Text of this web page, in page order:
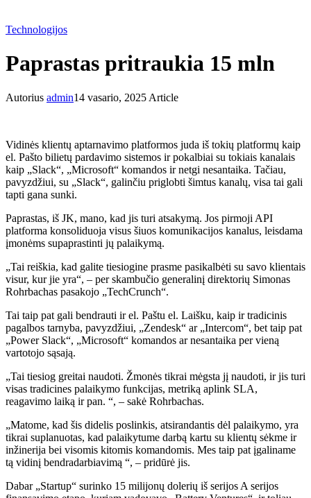
Technologijos
Paprastas pritraukia 15 mln
Autorius admin14 vasario, 2025 Article
Vidinės klientų aptarnavimo platformos juda iš tokių platformų kaip
el. Pašto bilietų pardavimo sistemos ir pokalbiai su tokiais kanalais
kaip „Slack“, „Microsoft“ komandos ir netgi nesantaika. Tačiau,
pavyzdžiui, su „Slack“, galinčiu priglobti šimtus kanalų, visa tai gali
tapti gana sunki.
Paprastas, iš JK, mano, kad jis turi atsakymą. Jos pirmoji API
platforma konsoliduoja visus šiuos komunikacijos kanalus, leisdama
įmonėms supaprastinti jų palaikymą.
„Tai reiškia, kad galite tiesiogine prasme pasikalbėti su savo klientais
visur, kur jie yra“, – per skambučio generalinį direktorių Simonas
Rohrbachas pasakojo „TechCrunch“.
Tai taip pat gali bendrauti ir el. Paštu el. Laišku, kaip ir tradicinis
pagalbos tarnyba, pavyzdžiui, „Zendesk“ ar „Intercom“, bet taip pat
„Power Slack“, „Microsoft“ komandos ar nesantaika per vieną
vartotojo sąsają.
„Tai tiesiog greitai naudoti. Žmonės tikrai mėgsta jį naudoti, ir jis turi
visas tradicines palaikymo funkcijas, metriką aplink SLA,
reagavimo laiką ir pan. “, – sakė Rohrbachas.
„Matome, kad šis didelis poslinkis, atsirandantis dėl palaikymo, yra
tikrai suplanuotas, kad palaikytume darbą kartu su klientų sėkme ir
inžinerija bei visomis kitomis komandomis. Mes taip pat įgaliname
tą vidinį bendradarbiavimą “, – pridūrė jis.
Dabar „Startup“ surinko 15 milijonų dolerių iš serijos A serijos